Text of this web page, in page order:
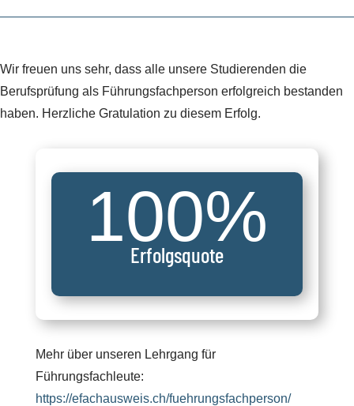
Wir freuen uns sehr, dass alle unsere Studierenden die
Berufsprüfung als Führungsfachperson erfolgreich bestanden
haben. Herzliche Gratulation zu diesem Erfolg.
100%
Erfolgsquote
Mehr über unseren Lehrgang für
Führungsfachleute:
https://efachausweis.ch/fuehrungsfachperson/